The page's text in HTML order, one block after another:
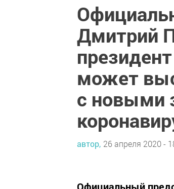
Дмитрий
может
с новыми
автор, 26 апреля 2020 -
Официальный